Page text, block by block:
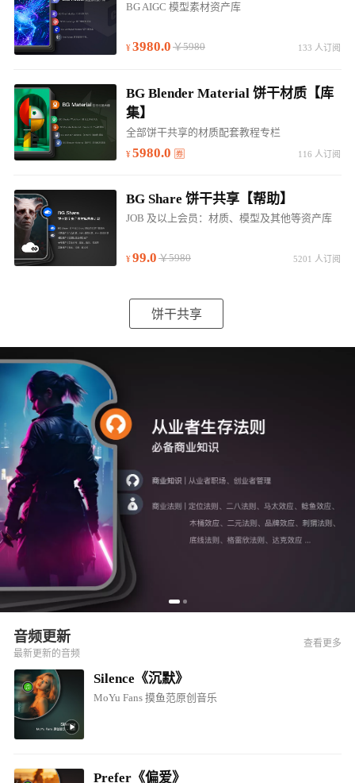
BG AIGC 模型素材资产库
3980.0 ￥5980 133 人订阅
BG Blender Material 饼干材质【库
集】
全部饼干共享的材质配套教程专栏
5980.0 116 人订阅
BG Share 饼干共享【帮助】
JOB 及以上会员：材质、模型及其他等资产库
99.0 ￥5980 5201 人订阅
饼干共享
音频更新
最新更新的音频
查看更多
Silence《沉默》
MoYu Fans 摸鱼范原创音乐
Prefer《偏爱》